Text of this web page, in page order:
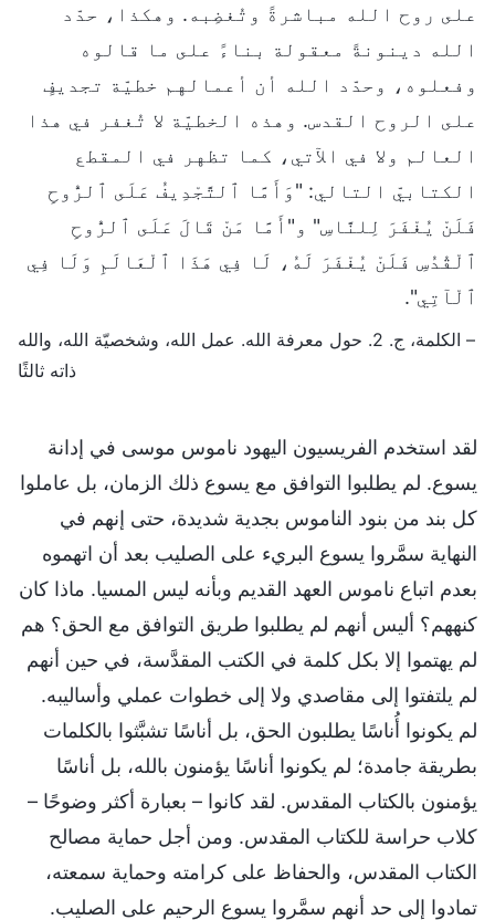
على روح الله مباشرةً وتُغضِبه. وهكذا، حدّد
الله دينونةً معقولة بناءً على ما قالوه
وفعلوه، وحدّد الله أن أعمالهم خطيّة تجديفٍ
على الروح القدس. وهذه الخطيّة لا تُغفر في هذا
العالم ولا في الآتي، كما تظهر في المقطع
الكتابيّ التالي: "وَأَمَّا ٱلتَّجْدِيفُ عَلَى ٱلرُّوحِ
فَلَنْ يُغْفَرَ لِلنَّاسِ" و"أَمَّا مَنْ قَالَ عَلَى ٱلرُّوحِ
ٱلْقُدُسِ فَلَنْ يُغْفَرَ لَهُ، لَا فِي هَذَا ٱلْعَالَمِ وَلَا فِي
ٱلْآتِي".
– الكلمة، ج. 2. حول معرفة الله. عمل الله، وشخصيّة الله، والله
ذاته ثالثًا
لقد استخدم الفريسيون اليهود ناموس موسى في إدانة
يسوع. لم يطلبوا التوافق مع يسوع ذلك الزمان، بل عاملوا
كل بند من بنود الناموس بجدية شديدة، حتى إنهم في
النهاية سمَّروا يسوع البريء على الصليب بعد أن اتهموه
بعدم اتباع ناموس العهد القديم وبأنه ليس المسيا. ماذا كان
كنههم؟ أليس أنهم لم يطلبوا طريق التوافق مع الحق؟ هم
لم يهتموا إلا بكل كلمة في الكتب المقدَّسة، في حين أنهم
لم يلتفتوا إلى مقاصدي ولا إلى خطوات عملي وأساليبه.
لم يكونوا أُناسًا يطلبون الحق، بل أناسًا تشبَّثوا بالكلمات
بطريقة جامدة؛ لم يكونوا أناسًا يؤمنون بالله، بل أناسًا
يؤمنون بالكتاب المقدس. لقد كانوا – بعبارة أكثر وضوحًا –
كلاب حراسة للكتاب المقدس. ومن أجل حماية مصالح
الكتاب المقدس، والحفاظ على كرامته وحماية سمعته،
تمادوا إلى حد أنهم سمَّروا يسوع الرحيم على الصليب.